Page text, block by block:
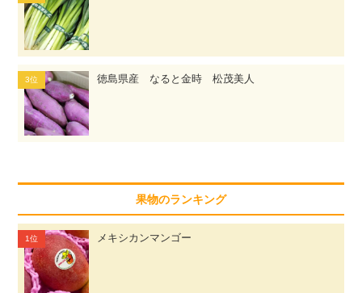
徳島県産 なると金時 松茂美人
果物のランキング
メキシカンマンゴー